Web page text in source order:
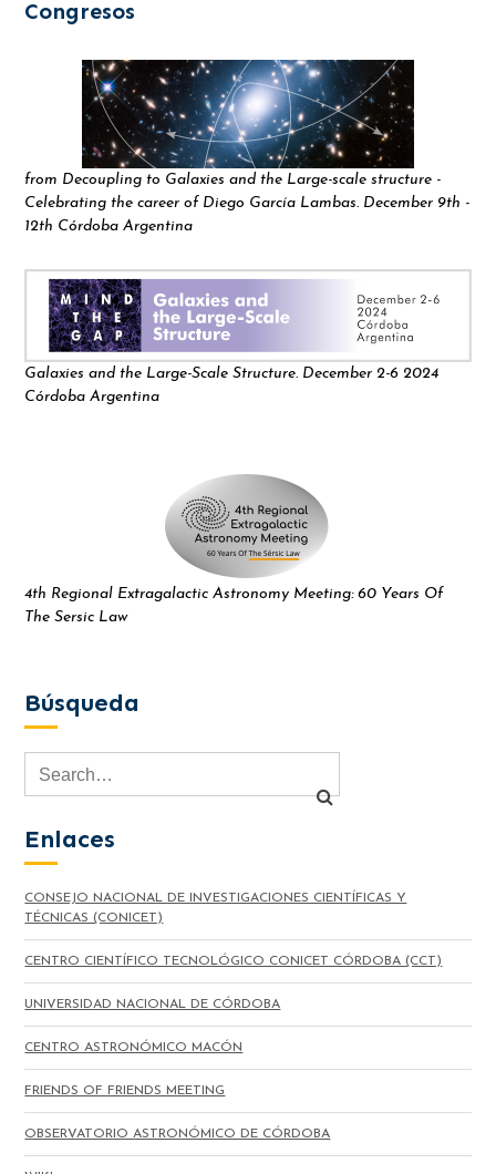
Congresos
from Decoupling to Galaxies and the Large-scale structure -
Celebrating the career of Diego García Lambas. December 9th -
12th Córdoba Argentina
Galaxies and the Large-Scale Structure. December 2-6 2024
Córdoba Argentina
4th Regional Extragalactic Astronomy Meeting: 60 Years Of
The Sersic Law
Búsqueda
Enlaces
CONSEJO NACIONAL DE INVESTIGACIONES CIENTÍFICAS Y
TÉCNICAS (CONICET)
CENTRO CIENTÍFICO TECNOLÓGICO CONICET CÓRDOBA (CCT)
UNIVERSIDAD NACIONAL DE CÓRDOBA
CENTRO ASTRONÓMICO MACÓN
FRIENDS OF FRIENDS MEETING
OBSERVATORIO ASTRONÓMICO DE CÓRDOBA